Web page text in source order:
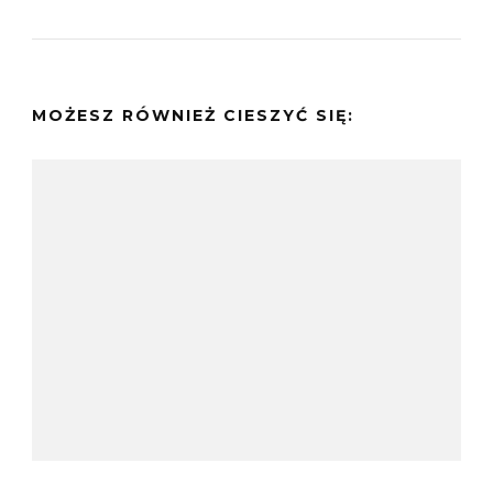
MOŻESZ RÓWNIEŻ CIESZYĆ SIĘ: